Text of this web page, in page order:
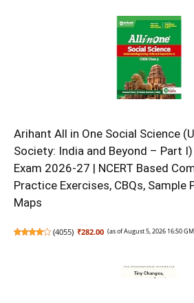
Arihant All in One Social Science
Society: India and Beyond – Part
Exam 2026-27 | NCERT Based
Practice Exercises, CBQs, Sample
Maps
(4055) ₹282.00 (as of August 5, 2026 16:50